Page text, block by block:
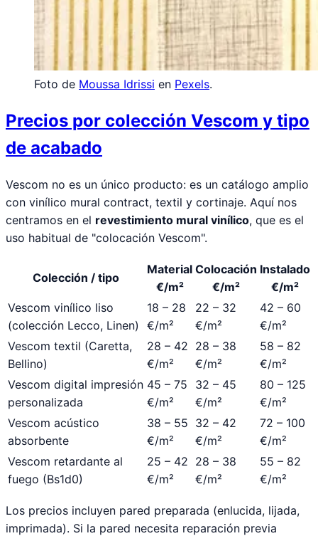
Foto de Moussa Idrissi en Pexels.
Precios por colección Vescom y tipo
de acabado
Vescom no es un único producto: es un catálogo amplio
con vinílico mural contract, textil y cortinaje. Aquí nos
centramos en el revestimiento mural vinílico, que es el
uso habitual de "colocación Vescom".
Colección / tipo
Material
€/m²
Colocación
€/m²
Instalado
€/m²
Vescom vinílico liso
(colección Lecco, Linen)
18 – 28
€/m²
22 – 32
€/m²
42 – 60
€/m²
Vescom textil (Caretta,
Bellino)
28 – 42
€/m²
28 – 38
€/m²
58 – 82
€/m²
Vescom digital impresión
personalizada
45 – 75
€/m²
32 – 45
€/m²
80 – 125
€/m²
Vescom acústico
absorbente
38 – 55
€/m²
32 – 42
€/m²
72 – 100
€/m²
Vescom retardante al
fuego (Bs1d0)
25 – 42
€/m²
28 – 38
€/m²
55 – 82
€/m²
Los precios incluyen pared preparada (enlucida, lijada,
imprimada). Si la pared necesita reparación previa